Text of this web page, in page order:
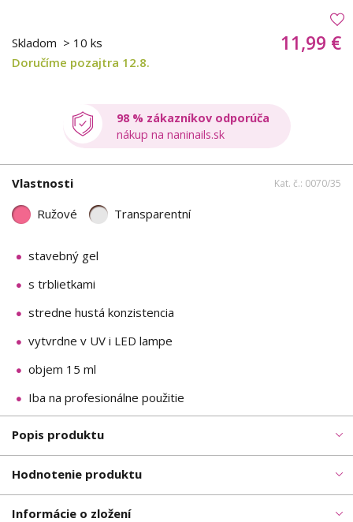
Skladom > 10 ks
Doručíme pozajtra 12.8.
11,99 €
98 % zákazníkov odporúča
nákup na naninails.sk
Vlastnosti Kat. č.: 0070/35
Ružové Transparentní
stavebný gel
s trblietkami
stredne hustá konzistencia
vytvrdne v UV i LED lampe
objem 15 ml
Iba na profesionálne použitie
Popis produktu
Hodnotenie produktu
Informácie o zložení